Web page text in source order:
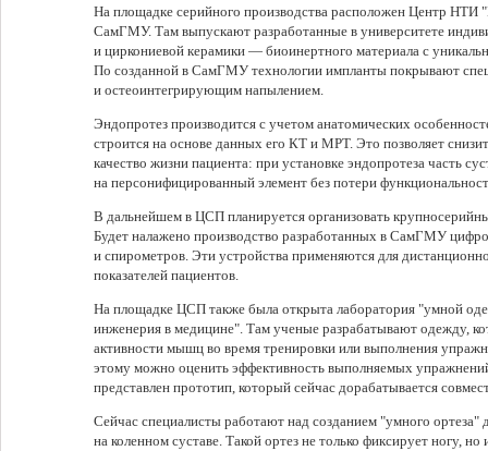
На площадке серийного производства расположен Центр НТИ
СамГМУ. Там выпускают разработанные в университете
и циркониевой керамики — биоинертного материала с
По созданной в СамГМУ технологии импланты покрывают
и остеоинтегрирующим напылением.
Эндопротез производится с учетом анатомических
строится на основе данных его КТ и МРТ. Это позволяет
качество жизни пациента: при установке эндопротеза часть
на персонифицированный элемент без потери
В дальнейшем в ЦСП планируется организовать
Будет налажено производство разработанных в СамГМУ
и спирометров. Эти устройства применяются для
показателей пациентов.
На площадке ЦСП также была открыта лаборатория "умной
инженерия в медицине". Там ученые разрабатывают одежду,
активности мышц во время тренировки или выполнения
этому можно оценить эффективность выполняемых
представлен прототип, который сейчас дорабатывается
Сейчас специалисты работают над созданием "умного ортеза"
на коленном суставе. Такой ортез не только фиксирует ногу,